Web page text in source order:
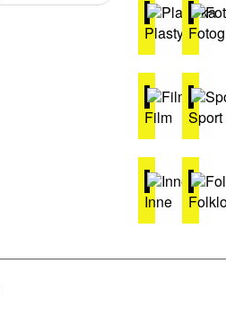
Plastyka
Film Sport
Inne